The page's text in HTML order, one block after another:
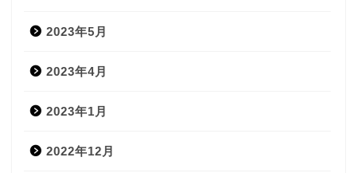
2023年5月
2023年4月
2023年1月
2022年12月